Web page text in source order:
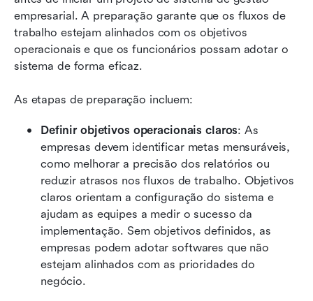
empresarial. A preparação garante que os fluxos de
trabalho estejam alinhados com os objetivos
operacionais e que os funcionários possam adotar o
sistema de forma eficaz.
As etapas de preparação incluem:
Definir objetivos operacionais claros: As
empresas devem identificar metas mensuráveis,
como melhorar a precisão dos relatórios ou
reduzir atrasos nos fluxos de trabalho. Objetivos
claros orientam a configuração do sistema e
ajudam as equipes a medir o sucesso da
implementação. Sem objetivos definidos, as
empresas podem adotar softwares que não
estejam alinhados com as prioridades do
negócio.